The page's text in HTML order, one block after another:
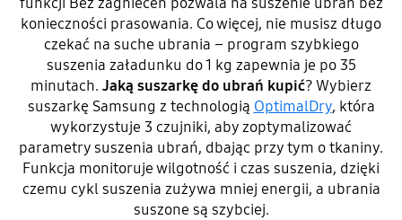
konieczności prasowania. Co więcej, nie musisz długo
czekać na suche ubrania – program szybkiego
suszenia załadunku do 1 kg zapewnia je po 35
minutach. Jaką suszarkę do ubrań kupić? Wybierz
suszarkę Samsung z technologią OptimalDry, która
wykorzystuje 3 czujniki, aby zoptymalizować
parametry suszenia ubrań, dbając przy tym o tkaniny.
Funkcja monitoruje wilgotność i czas suszenia, dzięki
czemu cykl suszenia zużywa mniej energii, a ubrania
suszone są szybciej.